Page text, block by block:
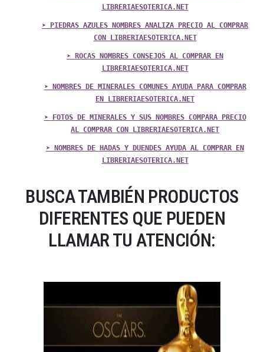
LIBRERIAESOTERICA.NET
➤ PIEDRAS AZULES NOMBRES ANALIZA PRECIO AL COMPRAR
CON LIBRERIAESOTERICA.NET
➤ ROCAS NOMBRES CONSEJOS AL COMPRAR EN
LIBRERIAESOTERICA.NET
➤ NOMBRES DE MINERALES COMUNES AYUDA PARA COMPRAR
EN LIBRERIAESOTERICA.NET
➤ FOTOS DE MINERALES Y SUS NOMBRES COMPARA PRECIO
AL COMPRAR CON LIBRERIAESOTERICA.NET
➤ NOMBRES DE HADAS Y DUENDES AYUDA AL COMPRAR EN
LIBRERIAESOTERICA.NET
BUSCA TAMBIÉN PRODUCTOS
DIFERENTES QUE PUEDEN
LLAMAR TU ATENCIÓN: